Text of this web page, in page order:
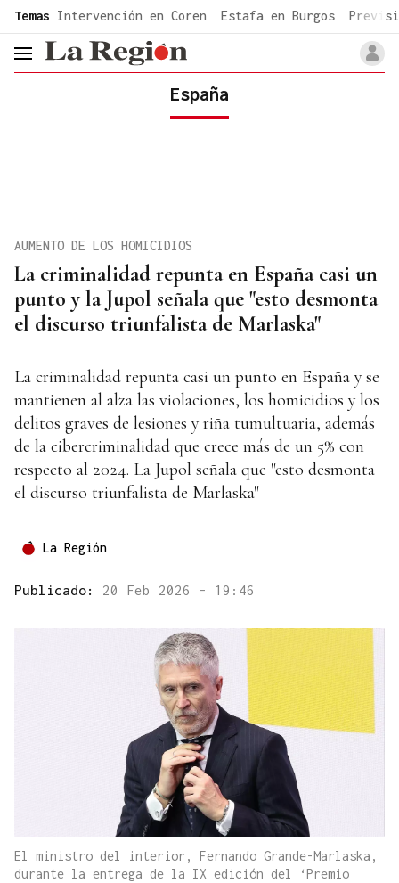
common.go-to-content
Temas Intervención en Coren Estafa en Burgos
header.menu.open
España
La criminalidad repunta en España casi un
punto y la Jupol señala que "esto desmonta
el discurso triunfalista de Marlaska"
AUMENTO DE LOS HOMICIDIOS
La criminalidad repunta casi un punto en España y se
mantienen al alza las violaciones, los homicidios y los
delitos graves de lesiones y riña tumultuaria, además
de la cibercriminalidad que crece más de un 5% con
respecto al 2024. La Jupol señala que "esto desmonta
el discurso triunfalista de Marlaska"
La Región
Publicado: 20 Feb 2026 - 19:46
El ministro del interior, Fernando Grande-Marlaska,
durante la entrega de la IX edición del ‘Premio